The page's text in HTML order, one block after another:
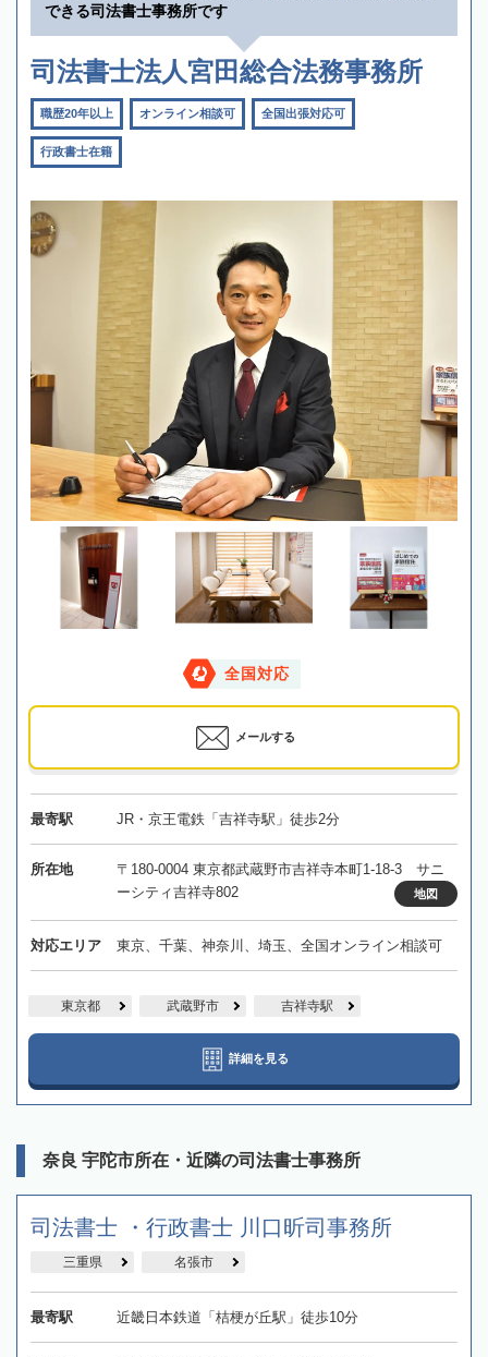
できる司法書士事務所です
司法書士法人宮田総合法務事務所
職歴20年以上 オンライン相談可 全国出張対応可
行政書士在籍
全国対応
メールする
最寄駅 JR・京王電鉄「吉祥寺駅」徒歩2分
所在地
〒180-0004 東京都武蔵野市吉祥寺本町1-18-3 サニ
ーシティ吉祥寺802
地図
対応エリア 東京、千葉、神奈川、埼玉、全国オンライン相談可
東京都 武蔵野市 吉祥寺駅
詳細を見る
奈良 宇陀市所在・近隣の司法書士事務所
司法書士 ・行政書士 川口昕司事務所
三重県 名張市
最寄駅 近畿日本鉄道「桔梗が丘駅」徒歩10分